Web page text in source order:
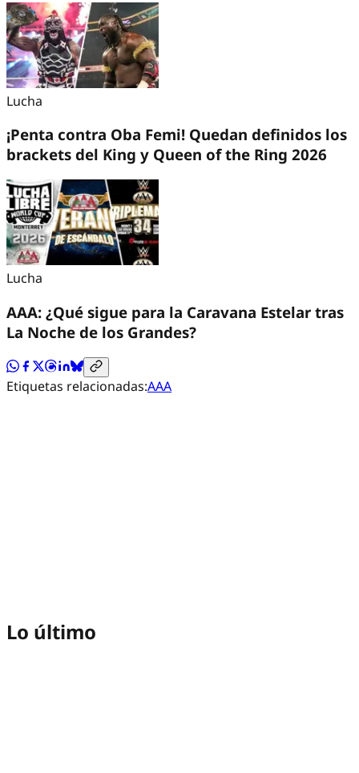
Lucha
¡Penta contra Oba Femi! Quedan definidos los
brackets del King y Queen of the Ring 2026
Lucha
AAA: ¿Qué sigue para la Caravana Estelar tras
La Noche de los Grandes?
Etiquetas relacionadas:AAA
Lo último